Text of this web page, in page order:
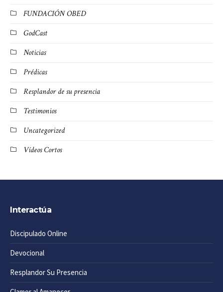
FUNDACIÓN OBED
GodCast
Noticias
Prédicas
Resplandor de su presencia
Testimonios
Uncategorized
Vídeos Cortos
Interactúa
Discipulado Online
Devocional
Resplandor Su Presencia